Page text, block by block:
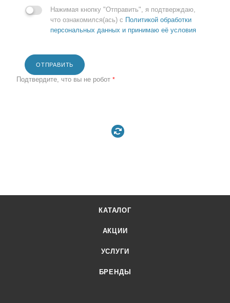
Нажимая кнопку "Отправить", я подтверждаю,
что ознакомился(ась) с Политикой обработки
персональных данных и принимаю её условия
ОТПРАВИТЬ
Подтвердите, что вы не робот *
КАТАЛОГ
АКЦИИ
УСЛУГИ
БРЕНДЫ